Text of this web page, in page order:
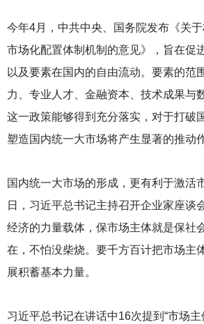
今年4月，中共中央、国务院发布《关
市场化配置体制机制的意见》，旨在促
以及要素在国内的自由流动。要素的范
力、专业人才、金融资本、技术成果与
这一政策能够得到充分落实，对于打破
塑造国内统一大市场将产生显著的推动
国内统一大市场的形成，更有利于激活
日，习近平总书记主持召开企业家座谈
经济的力量载体，保市场主体就是保社
在，不怕没柴烧。要千方百计把市场主
展积蓄基本力量。
习近平总书记在讲话中16次提到“市场